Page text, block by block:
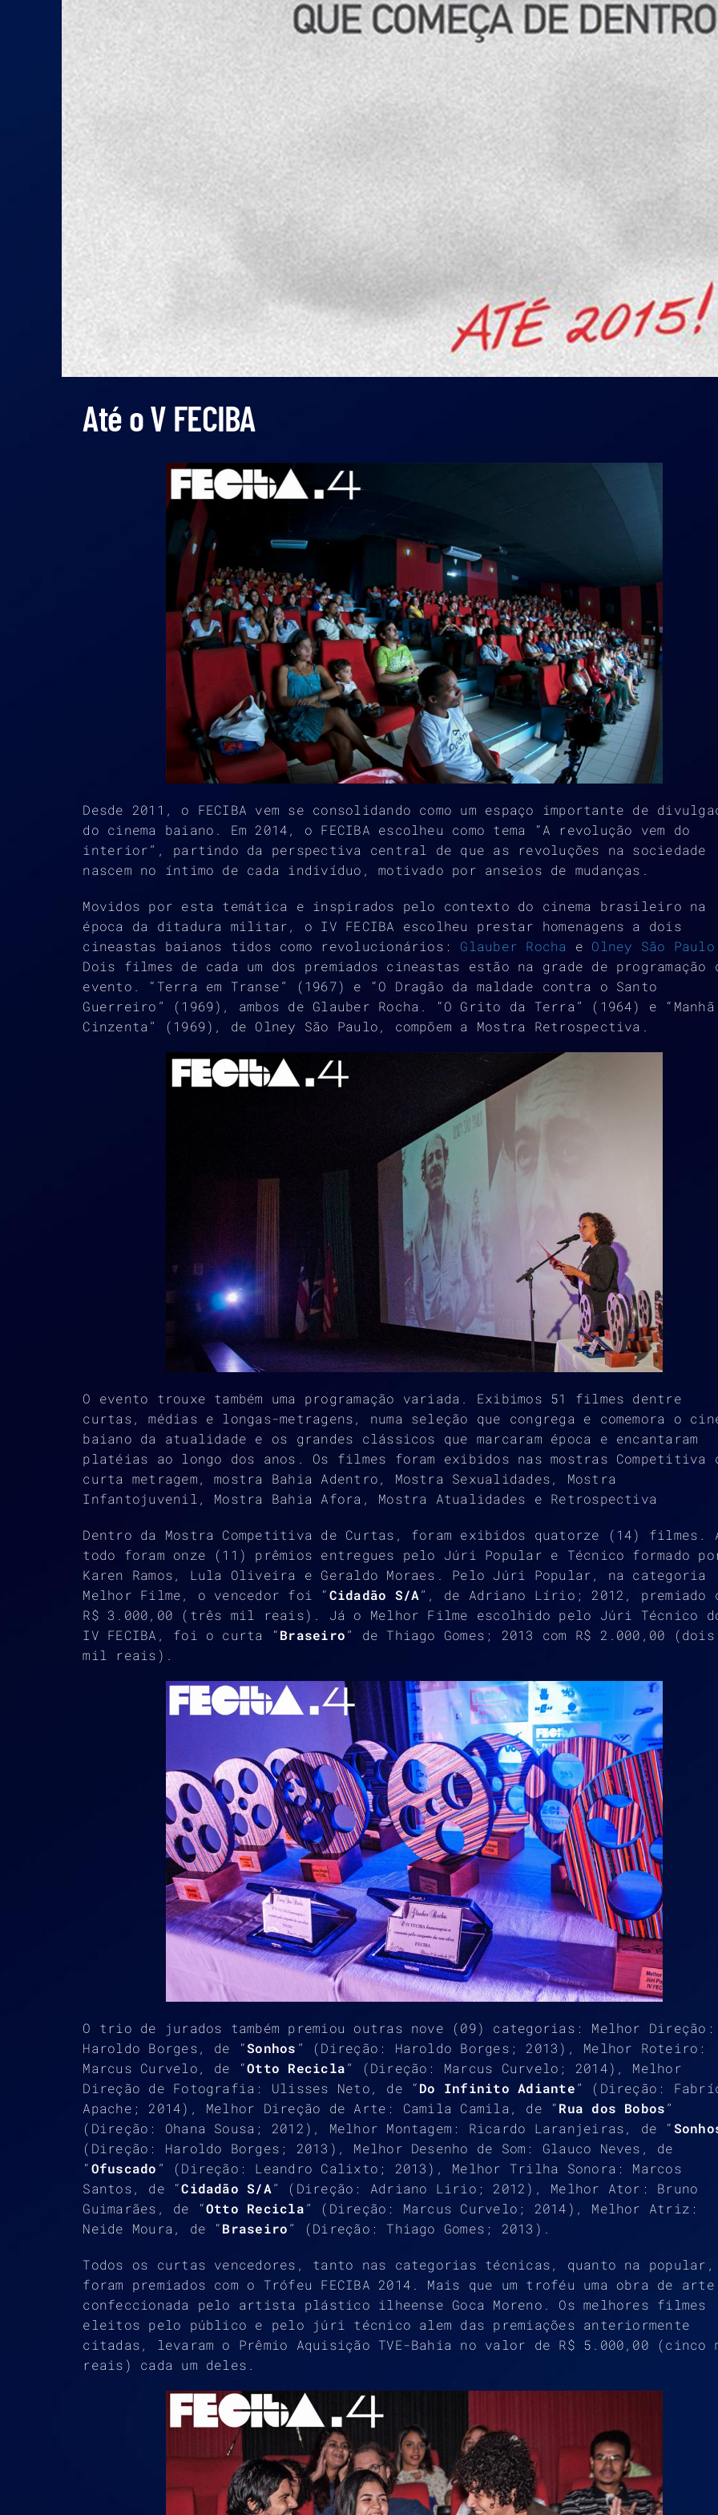
Até o V FECIBA
Desde 2011, o FECIBA vem se consolidando como um espaço importante de
do cinema baiano. Em 2014, o FECIBA escolheu como tema “A revolução vem do
interior”, partindo da perspectiva central de que as revoluções na sociedade
nascem no íntimo de cada indivíduo, motivado por anseios de mudanças.
Movidos por esta temática e inspirados pelo contexto do cinema brasileiro na
época da ditadura militar, o IV FECIBA escolheu prestar homenagens a dois
cineastas baianos tidos como revolucionários: Glauber Rocha e Olney São Paulo
Dois filmes de cada um dos premiados cineastas estão na grade de programação
evento. “Terra em Transe” (1967) e “O Dragão da maldade contra o Santo
Guerreiro” (1969), ambos de Glauber Rocha. “O Grito da Terra” (1964) e “Manhã
Cinzenta” (1969), de Olney São Paulo, compõem a Mostra Retrospectiva.
O evento trouxe também uma programação variada. Exibimos 51 filmes dentre
curtas, médias e longas-metragens, numa seleção que congrega e comemora o
baiano da atualidade e os grandes clássicos que marcaram época e encantaram
platéias ao longo dos anos. Os filmes foram exibidos nas mostras Competitiva
curta metragem, mostra Bahia Adentro, Mostra Sexualidades, Mostra
Infantojuvenil, Mostra Bahia Afora, Mostra Atualidades e Retrospectiva
Dentro da Mostra Competitiva de Curtas, foram exibidos quatorze (14) filmes.
todo foram onze (11) prêmios entregues pelo Júri Popular e Técnico formado
Karen Ramos, Lula Oliveira e Geraldo Moraes. Pelo Júri Popular, na categoria
Melhor Filme, o vencedor foi “Cidadão S/A”, de Adriano Lírio; 2012, premiado
R$ 3.000,00 (três mil reais). Já o Melhor Filme escolhido pelo Júri Técnico
IV FECIBA, foi o curta “Braseiro” de Thiago Gomes; 2013 com R$ 2.000,00 (dois
mil reais).
O trio de jurados também premiou outras nove (09) categorias: Melhor Direção:
Haroldo Borges, de “Sonhos ” (Direção: Haroldo Borges; 2013), Melhor Roteiro:
Marcus Curvelo, de “Otto Recicla” (Direção: Marcus Curvelo; 2014), Melhor
Direção de Fotografia: Ulisses Neto, de “Do Infinito Adiante” (Direção:
Apache; 2014), Melhor Direção de Arte: Camila Camila, de “Rua dos Bobos”
(Direção: Ohana Sousa; 2012), Melhor Montagem: Ricardo Laranjeiras, de “
(Direção: Haroldo Borges; 2013), Melhor Desenho de Som: Glauco Neves, de
“Ofuscado ” (Direção: Leandro Calixto; 2013), Melhor Trilha Sonora: Marcos
Santos, de “Cidadão S/A” (Direção: Adriano Lirio; 2012), Melhor Ator: Bruno
Guimarães, de “Otto Recicla” (Direção: Marcus Curvelo; 2014), Melhor Atriz:
Neide Moura, de “Braseiro” (Direção: Thiago Gomes; 2013).
Todos os curtas vencedores, tanto nas categorias técnicas, quanto na popular,
foram premiados com o Trófeu FECIBA 2014. Mais que um troféu uma obra de arte
confeccionada pelo artista plástico ilheense Goca Moreno. Os melhores filmes
eleitos pelo público e pelo júri técnico alem das premiações anteriormente
citadas, levaram o Prêmio Aquisição TVE-Bahia no valor de R$ 5.000,00 (cinco
reais) cada um deles.